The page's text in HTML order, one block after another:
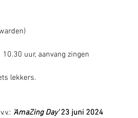
uur, aanvang zingen
lekkers.
'AmaZing Day' 23 juni 2024